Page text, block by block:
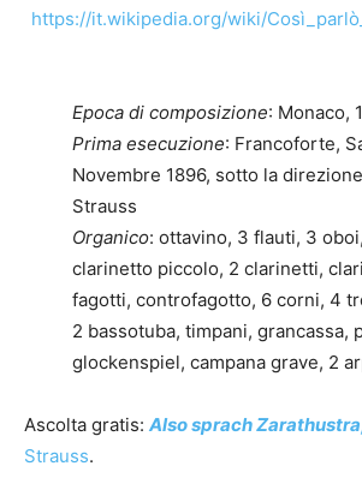
https://it.wikipedia.org/wiki/
Epoca di composizione: Monaco,
Prima esecuzione: Francoforte,
Novembre 1896, sotto la
Strauss
Organico: ottavino, 3 flauti, 3
clarinetto piccolo, 2 clarinetti,
fagotti, controfagotto, 6 corni, 4
2 bassotuba, timpani, grancassa,
glockenspiel, campana grave, 2
Ascolta gratis: Also sprach
Strauss.